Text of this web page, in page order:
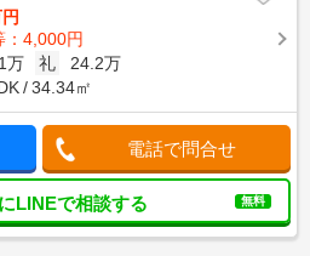
：4,000円
万 礼
24.2万
34.34㎡
電話で問合せ
LINEで相談する 無料